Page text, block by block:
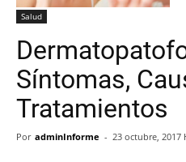
Salud
Síntomas,
Tratamientos
Por adminInforme - 23 octubre, 2017